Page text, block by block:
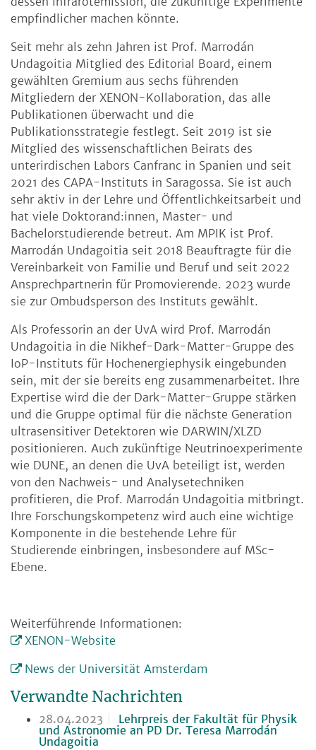
empfindlicher machen könnte.
Seit mehr als zehn Jahren ist Prof. Marrodán
Undagoitia Mitglied des Editorial Board, einem
gewählten Gremium aus sechs führenden
Mitgliedern der XENON-Kollaboration, das alle
Publikationen überwacht und die
Publikationsstrategie festlegt. Seit 2019 ist sie
Mitglied des wissenschaftlichen Beirats des
unterirdischen Labors Canfranc in Spanien und seit
2021 des CAPA-Instituts in Saragossa. Sie ist auch
sehr aktiv in der Lehre und Öffentlichkeitsarbeit und
hat viele Doktorand:innen, Master- und
Bachelorstudierende betreut. Am MPIK ist Prof.
Marrodán Undagoitia seit 2018 Beauftragte für die
Vereinbarkeit von Familie und Beruf und seit 2022
Ansprechpartnerin für Promovierende. 2023 wurde
sie zur Ombudsperson des Instituts gewählt.
Als Professorin an der UvA wird Prof. Marrodán
Undagoitia in die Nikhef-Dark-Matter-Gruppe des
IoP-Instituts für Hochenergiephysik eingebunden
sein, mit der sie bereits eng zusammenarbeitet. Ihre
Expertise wird die der Dark-Matter-Gruppe stärken
und die Gruppe optimal für die nächste Generation
ultrasensitiver Detektoren wie DARWIN/XLZD
positionieren. Auch zukünftige Neutrinoexperimente
wie DUNE, an denen die UvA beteiligt ist, werden
von den Nachweis- und Analysetechniken
profitieren, die Prof. Marrodán Undagoitia mitbringt.
Ihre Forschungskompetenz wird auch eine wichtige
Komponente in die bestehende Lehre für
Studierende einbringen, insbesondere auf MSc-
Ebene.
Weiterführende Informationen:
XENON-Website
News der Universität Amsterdam
Verwandte Nachrichten
28.04.2023
Lehrpreis der Fakultät für Physik
und Astronomie an PD Dr. Teresa Marrodán
Undagoitia